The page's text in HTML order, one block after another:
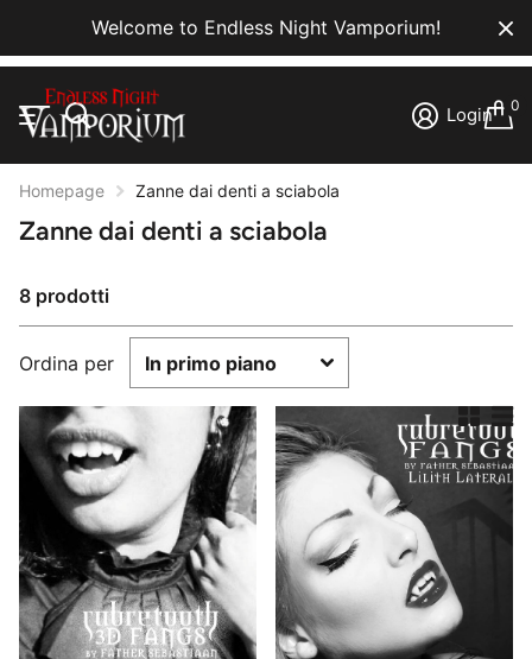
Welcome to Endless Night Vamporium!
Login 0
Homepage Zanne dai denti a sciabola
Zanne dai denti a sciabola
8 prodotti
Ordina per